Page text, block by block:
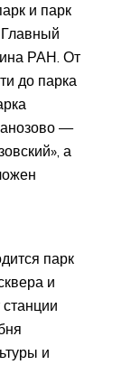
и парк
РАН. От
до парка
—
а
парк
и
и